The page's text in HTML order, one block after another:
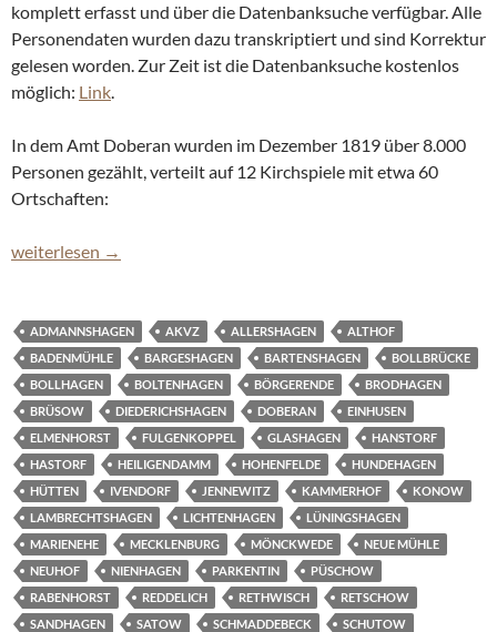
komplett erfasst und über die Datenbanksuche verfügbar. Alle
Personendaten wurden dazu transkriptiert und sind Korrektur
gelesen worden. Zur Zeit ist die Datenbanksuche kostenlos
möglich: Link.
In dem Amt Doberan wurden im Dezember 1819 über 8.000
Personen gezählt, verteilt auf 12 Kirchspiele mit etwa 60
Ortschaften:
Doberaner Volkszählung von 1819 online
weiterlesen →
ADMANNSHAGEN AKVZ ALLERSHAGEN
ALTHOF
BADENMÜHLE
BARGESHAGEN BARTENSHAGEN
BOLLBRÜCKE
BOLLHAGEN
BOLTENHAGEN BÖRGERENDE
BRODHAGEN
BRÜSOW
DIEDERICHSHAGEN DOBERAN
EINHUSEN
ELMENHORST
FULGENKOPPEL GLASHAGEN
HANSTORF
HASTORF
HEILIGENDAMM HOHENFELDE
HUNDEHAGEN
HÜTTEN
IVENDORF JENNEWITZ KAMMERHOF
KONOW
LAMBRECHTSHAGEN
LICHTENHAGEN
LÜNINGSHAGEN
MARIENEHE
MECKLENBURG MÖNCKWEDE
NEUE MÜHLE
NEUHOF
NIENHAGEN PARKENTIN
PÜSCHOW
RABENHORST
REDDELICH RETHWISCH
RETSCHOW
SANDHAGEN
SATOW SCHMADDEBECK
SCHUTOW